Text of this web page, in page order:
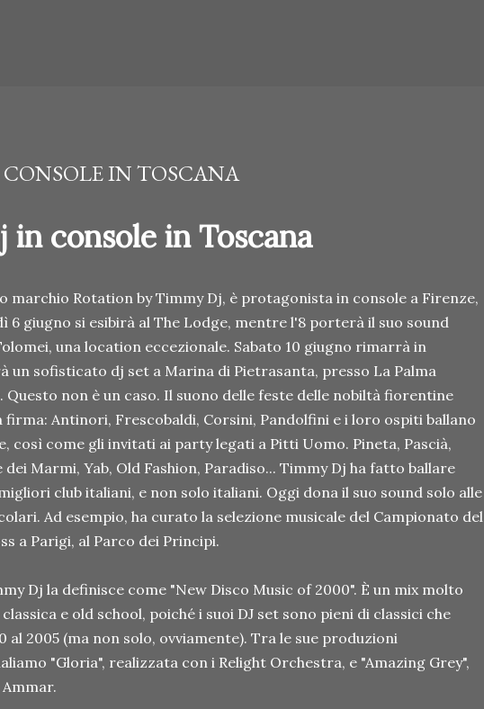
IN TOSCANA
console in Toscana
marchio Rotation by Timmy Dj, è protagonista in console a Firenze,
6 giugno si esibirà al The Lodge, mentre l'8 porterà il suo sound
una location eccezionale. Sabato 10 giugno rimarrà in
un sofisticato dj set a Marina di Pietrasanta, presso La Palma
Questo non è un caso. Il suono delle feste delle nobiltà fiorentine
firma: Antinori, Frescobaldi, Corsini, Pandolfini e i loro ospiti ballano
così come gli invitati ai party legati a Pitti Uomo. Pineta, Pascià,
Marmi, Yab, Old Fashion, Paradiso... Timmy Dj ha fatto ballare
club italiani, e non solo italiani. Oggi dona il suo sound solo alle
Ad esempio, ha curato la selezione musicale del Campionato del
a Parigi, al Parco dei Principi.
Dj la definisce come "New Disco Music of 2000". È un mix molto
e old school, poiché i suoi DJ set sono pieni di classici che
al 2005 (ma non solo, ovviamente). Tra le sue produzioni
"Gloria", realizzata con i Relight Orchestra, e "Amazing Grey",